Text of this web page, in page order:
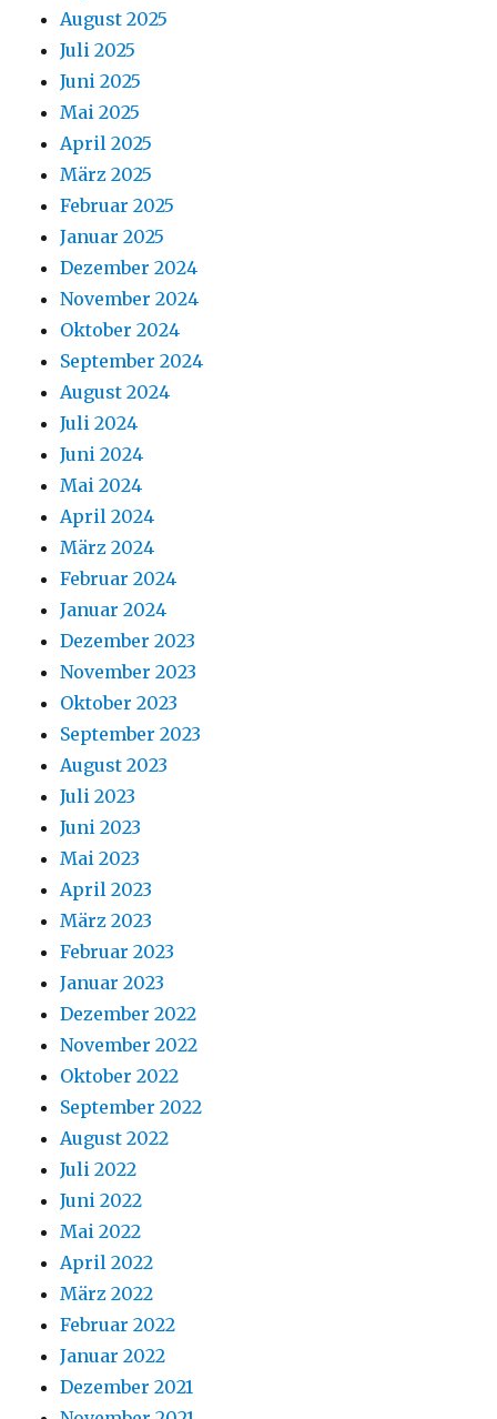
August 2025
Juli 2025
Juni 2025
Mai 2025
April 2025
März 2025
Februar 2025
Januar 2025
Dezember 2024
November 2024
Oktober 2024
September 2024
August 2024
Juli 2024
Juni 2024
Mai 2024
April 2024
März 2024
Februar 2024
Januar 2024
Dezember 2023
November 2023
Oktober 2023
September 2023
August 2023
Juli 2023
Juni 2023
Mai 2023
April 2023
März 2023
Februar 2023
Januar 2023
Dezember 2022
November 2022
Oktober 2022
September 2022
August 2022
Juli 2022
Juni 2022
Mai 2022
April 2022
März 2022
Februar 2022
Januar 2022
Dezember 2021